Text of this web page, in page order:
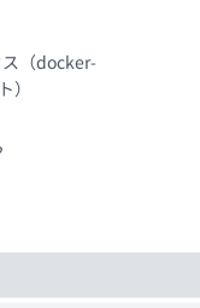
ス（docker-